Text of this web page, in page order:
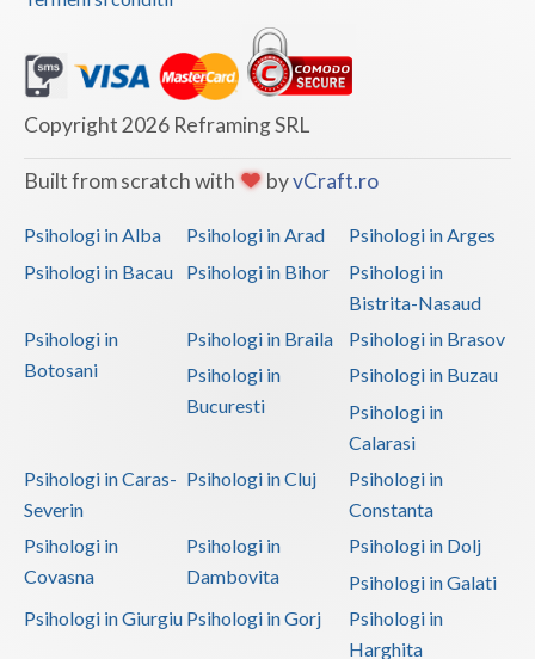
Psihoterapie - Interventie psihoterapeutica in ... (2)
Psihoterapie - Interventie psihoterapeutica in ... (1)
Psihoterapie - Interventie psihoterapeutica in ... (2)
Psihoterapie - Interventie psihoterapeutica in ... (1)
Psihoterapie - Interventie psihoterapeutica in ... (2)
Psihoterapie - Interventie psihoterapeutica in ... (2)
Psihoterapie - Interventie psihoterapeutica in ... (1)
Psihoterapie - Interventie psihoterapeutica in ... (1)
Psihoterapie - Interventie psihoterapeutica in ... (1)
Psihoterapie - Interventie psihoterapeutica in ... (2)
Psihoterapie suportiva (1)
Psihoterapie, asistenta si consultanta psihologica (1)
Psihoterapie- Interventie psihoterapeutica in b... (2)
Psihoterapie/ consiliere online (via skype) (1)
Terapii de scurta durata (1)
Copyright 2026 Reframing SRL
Built from scratch with byvCraft.ro
Psihologi in Alba Psihologi in Arad
Psihologi in Arges
Psihologi in Bacau
Psihologi in Bihor
Psihologi in
Bistrita-Nasaud
Psihologi in
Botosani
Psihologi in Braila
Psihologi in Brasov
Psihologi in
Bucuresti
Psihologi in Buzau
Psihologi in
Calarasi
Psihologi in Caras-
Severin
Psihologi in Cluj
Psihologi in
Constanta
Psihologi in
Covasna
Psihologi in
Dambovita
Psihologi in Dolj
Psihologi in Galati
Psihologi in Giurgiu Psihologi in Gorj
Psihologi in
Harghita